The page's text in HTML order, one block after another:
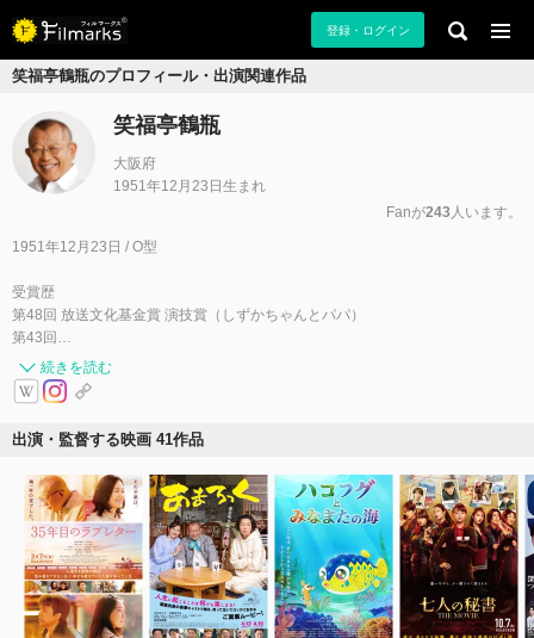
登録・ログイン
笑福亭鶴瓶のプロフィール・出演関連作品
笑福亭鶴瓶
大阪府
1951年12月23日生まれ
Fanが243 人います。
1951年12月23日 / O型
受賞歴
第48回 放送文化基金賞 演技賞（しずかちゃんとパパ）
第43回…
続きを読む
出演・監督する映画 41作品